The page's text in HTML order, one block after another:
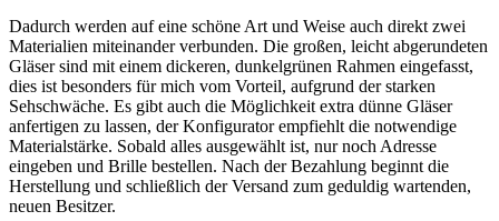
Dadurch werden auf eine schöne Art und Weise auch direkt zwei
Materialien miteinander verbunden. Die großen, leicht abgerundeten
Gläser sind mit einem dickeren, dunkelgrünen Rahmen eingefasst,
dies ist besonders für mich vom Vorteil, aufgrund der starken
Sehschwäche. Es gibt auch die Möglichkeit extra dünne Gläser
anfertigen zu lassen, der Konfigurator empfiehlt die notwendige
Materialstärke. Sobald alles ausgewählt ist, nur noch Adresse
eingeben und Brille bestellen. Nach der Bezahlung beginnt die
Herstellung und schließlich der Versand zum geduldig wartenden,
neuen Besitzer.